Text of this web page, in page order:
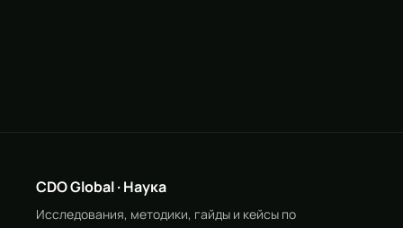
CDO Global · Наука
Исследования, методики, гайды и кейсы по